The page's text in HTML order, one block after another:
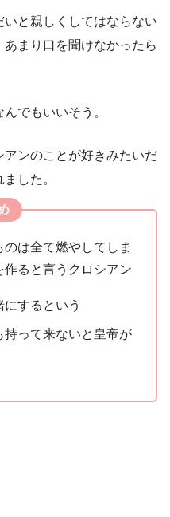
と親しくしてはならない
まり口を聞けなかったら
でもいいそう。
ンのことが好きみたいだ
した。
のは全て燃やしてしま
ると言うクロシアン
にするという
持って来ないと皇帝が